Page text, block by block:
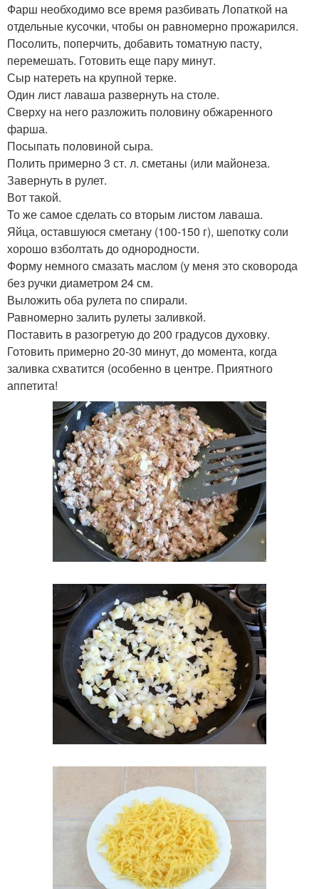
Фарш необходимо все время разбивать Лопаткой на
отдельные кусочки, чтобы он равномерно прожарился.
Посолить, поперчить, добавить томатную пасту,
перемешать. Готовить еще пару минут.
Сыр натереть на крупной терке.
Один лист лаваша развернуть на столе.
Сверху на него разложить половину обжаренного
фарша.
Посыпать половиной сыра.
Полить примерно 3 ст. л. сметаны (или майонеза.
Завернуть в рулет.
Вот такой.
То же самое сделать со вторым листом лаваша.
Яйца, оставшуюся сметану (100-150 г), шепотку соли
хорошо взболтать до однородности.
Форму немного смазать маслом (у меня это сковорода
без ручки диаметром 24 см.
Выложить оба рулета по спирали.
Равномерно залить рулеты заливкой.
Поставить в разогретую до 200 градусов духовку.
Готовить примерно 20-30 минут, до момента, когда
заливка схватится (особенно в центре. Приятного
аппетита!